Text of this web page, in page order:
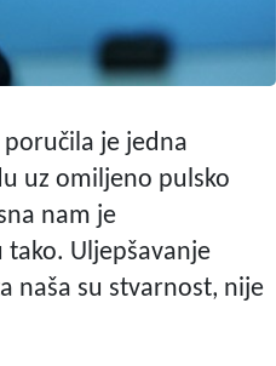
je jedna
uz omiljeno pulsko
nam je
Uljepšavanje
naša su stvarnost, nije